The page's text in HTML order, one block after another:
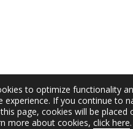
to optimize functionality
experience. If you continue to
page, cookies will be placed
more about cookies, click here.